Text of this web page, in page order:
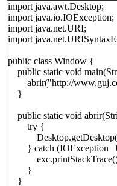
import java.awt.Desktop;
import java.io.IOException;
import java.net.URI;
import
public class Window {
public static void
abrir("http://
}
public static void
try {
} catch (IOException |
}
}